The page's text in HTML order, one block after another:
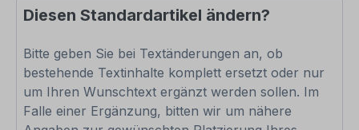
Diesen Standardartikel ändern?
Bitte geben Sie bei Textänderungen an, ob
bestehende Textinhalte komplett ersetzt oder nur
um Ihren Wunschtext ergänzt werden sollen. Im
Falle einer Ergänzung, bitten wir um nähere